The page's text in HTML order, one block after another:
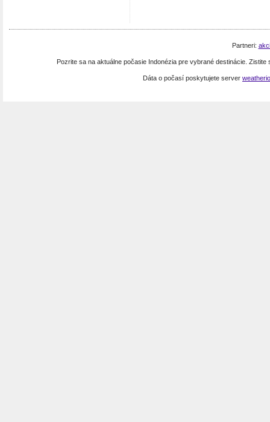
Partneri:
Pozrite sa na aktuálne počasie Indonézia pre vybrané destinácie.
Dáta o počasí poskytujete server